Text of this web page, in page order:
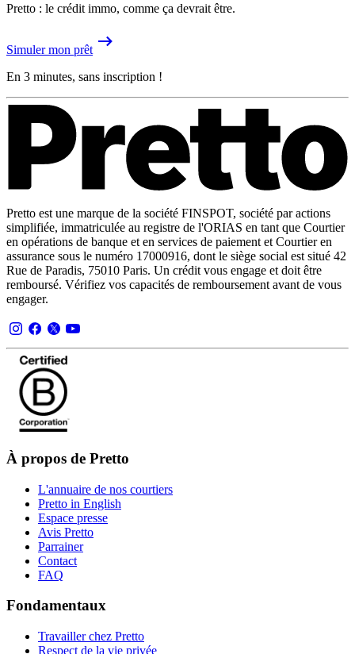
Pretto : le crédit immo, comme ça devrait être.
Simuler mon prêt
En 3 minutes, sans inscription !
Pretto est une marque de la société FINSPOT, société par actions
simplifiée, immatriculée au registre de l'ORIAS en tant que Courtier
en opérations de banque et en services de paiement et Courtier en
assurance sous le numéro 17000916, dont le siège social est situé 42
Rue de Paradis, 75010 Paris. Un crédit vous engage et doit être
remboursé. Vérifiez vos capacités de remboursement avant de vous
engager.
À propos de Pretto
L'annuaire de nos courtiers
Pretto in English
Espace presse
Avis Pretto
Parrainer
Contact
FAQ
Fondamentaux
Travailler chez Pretto
Respect de la vie privée